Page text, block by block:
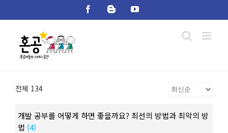
FacebookBloggerYouTube
전체 134
개발 공부를 어떻게 하면 좋을까요? 최선의 방법과 최악의 방
법 (4)